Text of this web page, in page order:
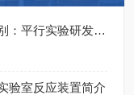
六联独立高压反应釜与普通单釜区别：平行实验研发成本与周期对比
验室反应装置简介